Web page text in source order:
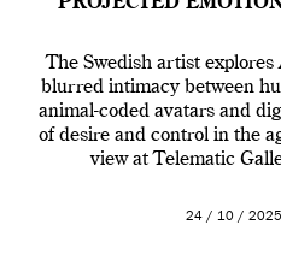
PROJECTED
The Swedish artist
blurred intimacy between
animal-coded avatars and
of desire and control in the
view at Telematic
24 / 10 /